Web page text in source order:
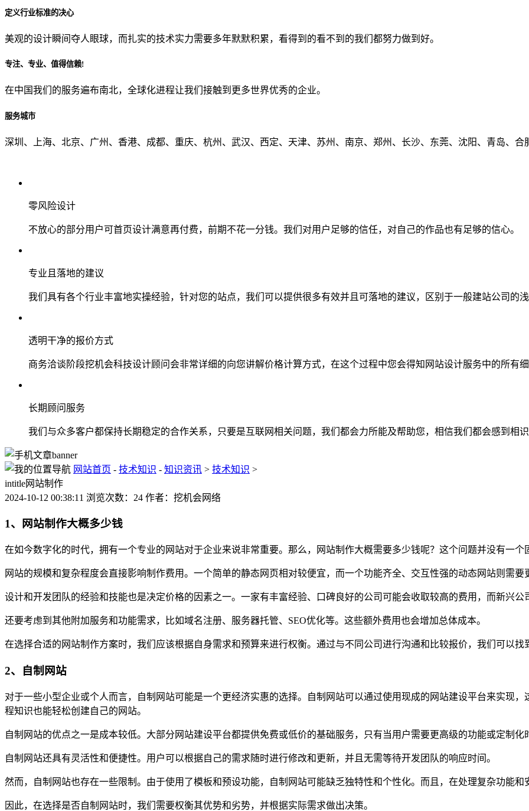
贵公司的团队规模是？
从哪里了解到我们？
定义行业标准的决心
美观的设计瞬间夺人眼球，而扎实的技术实力需要多年默默积累，看得到的看不到的我们都努力做到好。
专注、专业、值得信赖!
在中国我们的服务遍布南北，全球化进程让我们接触到更多世界优秀的企业。
服务城市
深圳、上海、北京、广州、香港、成都、重庆、杭州、武汉、西定、天津、苏州、南京、郑州、长沙、东莞、沈阳、青岛、合
零风险设计
不放心的部分用户可首页设计满意再付费，前期不花一分钱。我们对用户足够的信任，对自己的作品也有足够的信心。
专业且落地的建议
我们具有各个行业丰富地实操经验，针对您的站点，我们可以提供很多有效并且可落地的建议，区别于一般建站公司的
透明干净的报价方式
商务洽谈阶段挖机会科技设计顾问会非常详细的向您讲解价格计算方式，在这个过程中您会得知网站设计服务中的所有
长期顾问服务
我们与众多客户都保持长期稳定的合作关系，只要是互联网相关问题，我们都会力所能及帮助您，相信我们都会感到相
网站首页 - 技术知识 - 知识资讯 > 技术知识 >
intitle网站制作
2024-10-12 00:38:11 浏览次数：24 作者：挖机会网络
1、网站制作大概多少钱
在如今数字化的时代，拥有一个专业的网站对于企业来说非常重要。那么，网站制作大概需要多少钱呢？这个问题并没有一
网站的规模和复杂程度会直接影响制作费用。一个简单的静态网页相对较便宜，而一个功能齐全、交互性强的动态网站则需要
设计和开发团队的经验和技能也是决定价格的因素之一。一家有丰富经验、口碑良好的公司可能会收取较高的费用，而新兴
还要考虑到其他附加服务和功能需求，比如域名注册、服务器托管、SEO优化等。这些额外费用也会增加总体成本。
在选择合适的网站制作方案时，我们应该根据自身需求和预算来进行权衡。通过与不同公司进行沟通和比较报价，我们可以找
2、自制网站
对于一些小型企业或个人而言，自制网站可能是一个更经济实惠的选择。自制网站可以通过使用现成的网站建设平台来实现
程知识也能轻松创建自己的网站。
自制网站的优点之一是成本较低。大部分网站建设平台都提供免费或低价的基础服务，只有当用户需要更高级的功能或定制化
自制网站还具有灵活性和便捷性。用户可以根据自己的需求随时进行修改和更新，并且无需等待开发团队的响应时间。
然而，自制网站也存在一些限制。由于使用了模板和预设功能，自制网站可能缺乏独特性和个性化。而且，在处理复杂功能和
因此，在选择是否自制网站时，我们需要权衡其优势和劣势，并根据实际需求做出决策。